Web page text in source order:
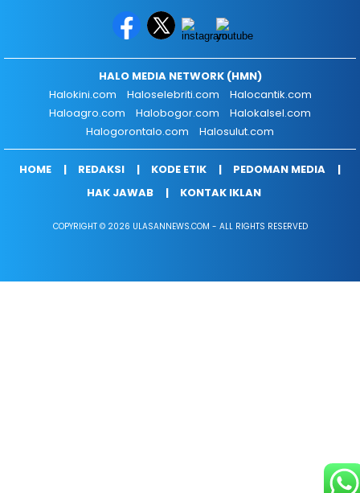
HALO MEDIA NETWORK (HMN)
Halokini.com
Haloselebriti.com
Halocantik.com
Haloagro.com
Halobogor.com
Halokalsel.com
Halogorontalo.com
Halosulut.com
HOME REDAKSI KODE ETIK
PEDOMAN MEDIA
HAK JAWAB
KONTAK IKLAN
COPYRIGHT © 2026 ULASANNEWS.COM - ALL RIGHTS RESERVED